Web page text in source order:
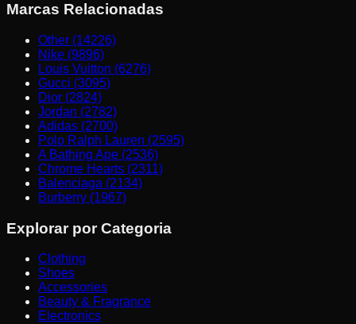
Marcas Relacionadas
Other (14226)
Nike (9896)
Louis Vuitton (6276)
Gucci (3095)
Dior (2824)
Jordan (2782)
Adidas (2700)
Polo Ralph Lauren (2595)
A Bathing Ape (2536)
Chrome Hearts (2311)
Balenciaga (2134)
Burberry (1967)
Explorar por Categoria
Clothing
Shoes
Accessories
Beauty & Fragrance
Electronics